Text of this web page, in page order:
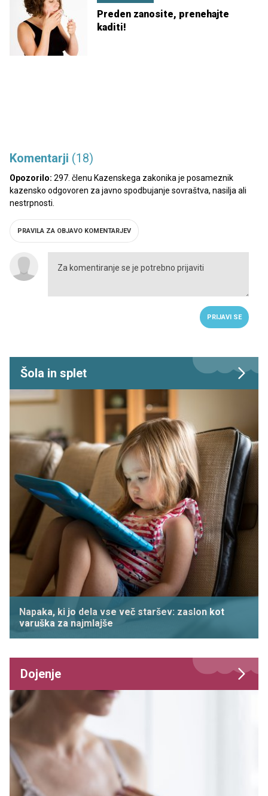
Preden zanosite, prenehajte
kaditi!
Komentarji (18)
Opozorilo: 297. členu Kazenskega zakonika je posameznik
kazensko odgovoren za javno spodbujanje sovraštva, nasilja ali
nestrpnosti.
PRAVILA ZA OBJAVO KOMENTARJEV
PRIJAVI SE
Šola in splet
Napaka, ki jo dela vse več staršev: zaslon kot
varuška za najmlajše
Dojenje